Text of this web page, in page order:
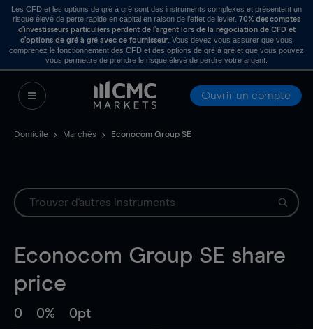
Les CFD et les options de gré à gré sont des instruments complexes et présentent un
risque élevé de perte rapide en capital en raison de l’effet de levier. 70% des comptes
d’investisseurs particuliers perdent de l’argent lors de la négociation de CFD et
d’options de gré à gré avec ce fournisseur . Vous devez vous assurer que vous
comprenez le fonctionnement des CFD et des options de gré à gré et que vous pouvez
vous permettre de prendre le risque élevé de perdre votre argent.
Ouvrir un compte
Domicile Marchés Econocom Group SE
Econocom Group SE share
price
0 0% 0pt